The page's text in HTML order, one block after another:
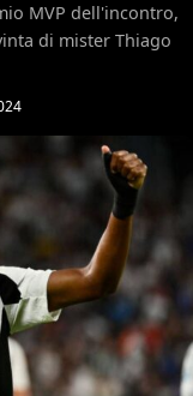
MVP dell'incontro,
di mister Thiago